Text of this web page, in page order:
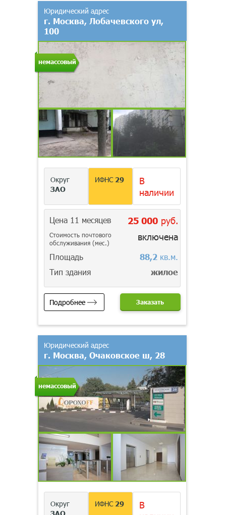
немассовый
Юридический адрес
г. Москва, Лобачевского ул,
100
Округ
ЗАО
ИФНС 29
В
наличии
Цена 11 месяцев 25 000руб.
Стоимость почтового
обслуживания (мес.)
включена
Площадь 88,2кв.м.
Тип здания
жилое
Подробнее Заказать
немассовый
Юридический адрес
г. Москва, Очаковское ш, 28
Округ
ЗАО
ИФНС 29
В